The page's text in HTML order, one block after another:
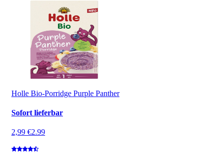
Holle Bio-Porridge Purple Panther
Sofort lieferbar
2,99 €2.99